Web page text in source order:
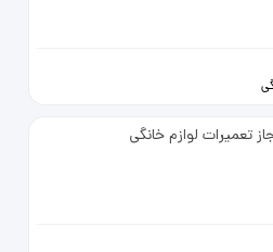
تعمیرات لوازم خانگی